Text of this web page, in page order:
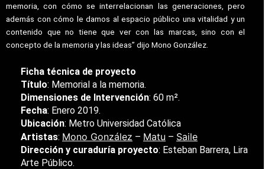
memoria, con cómo se interrelacionan las generaciones, pero
además con cómo le damos al espacio público una vitalidad y un
contenido que no tiene que ver con las marcas, sino con el
concepto de la memoria y las ideas” dijo Mono González.
Ficha técnica de proyecto
Título: Memorial a la memoria.
Dimensiones de Intervención: 60 m².
Fecha: Enero 2019.
Ubicación: Metro Universidad Católica
Artistas: Mono González – Matu – Saile
Dirección y curaduría proyecto: Esteban Barrera, Lira
Arte Público.